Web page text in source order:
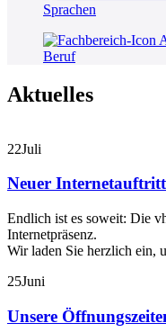
Sprachen
Beruf
Aktuelles
22Juli
Neuer
Endlich ist es soweit: Die
Internetpräsenz.
Wir laden Sie herzlich ein,
25Juni
Unsere